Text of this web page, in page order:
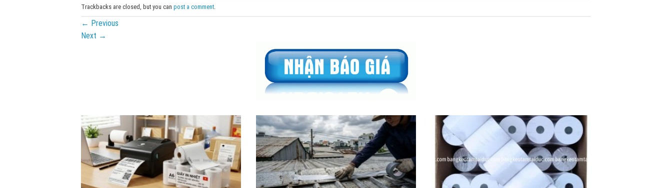
Trackbacks are closed, but you can post a comment
← Previous
Next →